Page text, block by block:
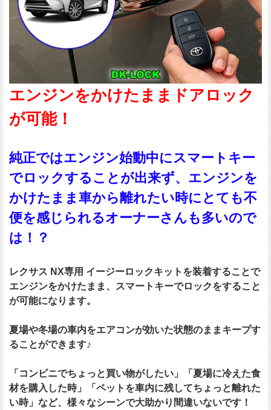
エンジンをかけたままドアロック
が可能！
純正ではエンジン始動中にスマートキー
でロックすることが出来ず、エンジンを
かけたまま車から離れたい時にとても不
便を感じられるオーナーさんも多いので
は！？
レクサス NX専用 イージーロックキットを装着することで
エンジンをかけたまま、スマートキーでロックをすること
が可能になります。
夏場や冬場の車内をエアコンが効いた状態のままキープす
ることができます♪
「コンビニでちょっと買い物がしたい」「夏場に冷えた食
材を購入した時」「ペットを車内に残してちょっと離れた
い時」など、様々なシーンで大助かり間違いないです！